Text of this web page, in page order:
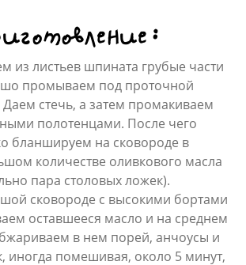
из листьев шпината грубые части
промываем под проточной
стечь, а затем промакиваем
полотенцами. После чего
бланшируем на сковороде в
количестве оливкового масла
пара столовых ложек).
сковороде с высокими бортами
оставшееся масло и на среднем
в нем порей, анчоусы и
иногда помешивая, около 5 минут,